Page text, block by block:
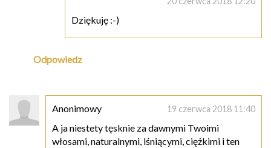
Dziękuję :-)
Odpowiedz
Anonimowy 19 czerwca 2018 11:40
A ja niestety tęsknie za dawnymi Twoimi
włosami, naturalnymi, lśniącymi, ciężkimi i ten